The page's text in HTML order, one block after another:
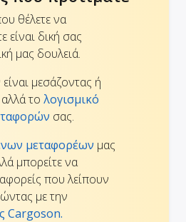
θέλετε να
είναι δική σας
μας δουλειά.
μεσάζοντας ή
το λογισμικό
σας.
μεταφορέων μας
μπορείτε να
που λείπουν
με την
Cargoson.